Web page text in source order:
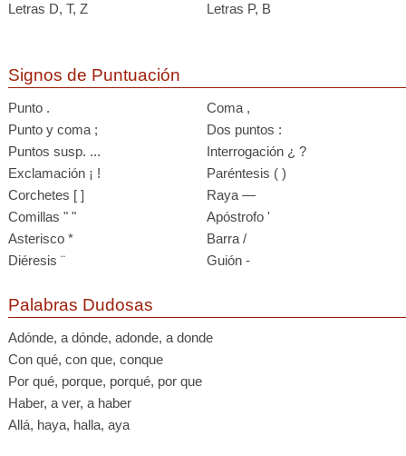
Letras D, T, Z
Letras P, B
Signos de Puntuación
Punto .
Coma ,
Punto y coma ;
Dos puntos :
Puntos susp. ...
Interrogación ¿ ?
Exclamación ¡ !
Paréntesis ( )
Corchetes [ ]
Raya —
Comillas " "
Apóstrofo '
Asterisco *
Barra /
Diéresis ¨
Guión -
Palabras Dudosas
Adónde, a dónde, adonde, a donde
Con qué, con que, conque
Por qué, porque, porqué, por que
Haber, a ver, a haber
Allá, haya, halla, aya